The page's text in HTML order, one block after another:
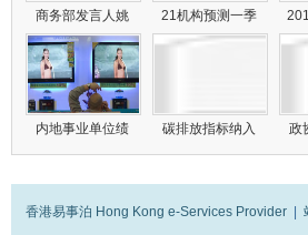
商务部发言人姚 21机构预测一季
内地事业单位绩 碳排放指标纳入 政
香港易事泊 Hong Kong e-Services Provider